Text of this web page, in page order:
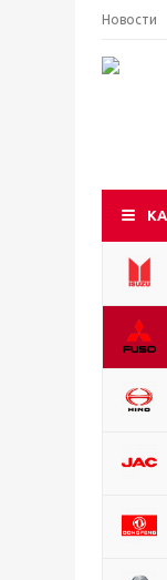
Новости